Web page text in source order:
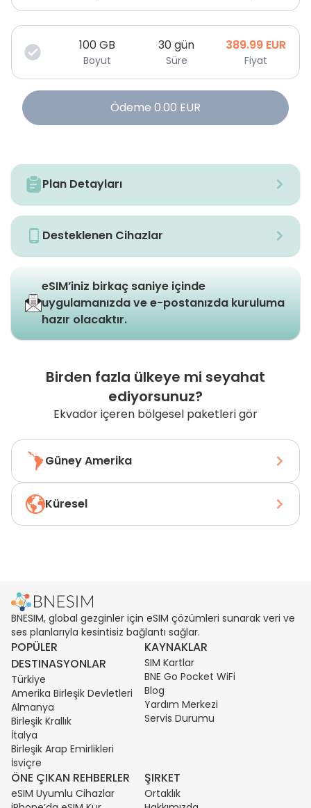
100GB
Boyut
30 gün
Süre
389.99 EUR
Fiyat
Ödeme 0.00 EUR
Plan Detayları
Desteklenen Cihazlar
eSIM’iniz birkaç saniye içinde
uygulamanızda ve e-postanızda kuruluma
hazır olacaktır.
Birden fazla ülkeye mi seyahat
ediyorsunuz?
Ekvador içeren bölgesel paketleri gör
Güney Amerika
Küresel
BNESIM, global gezginler için eSIM çözümleri sunarak veri ve
ses planlarıyla kesintisiz bağlantı sağlar.
POPÜLER
DESTINASYONLAR
Türkiye
Amerika Birleşik Devletleri
Almanya
Birleşik Krallık
İtalya
Birleşik Arap Emirlikleri
İsviçre
KAYNAKLAR
SIM Kartlar
BNE Go Pocket WiFi
Blog
Yardım Merkezi
Servis Durumu
ÖNE ÇIKAN REHBERLER
eSIM Uyumlu Cihazlar
ŞIRKET
Ortaklık